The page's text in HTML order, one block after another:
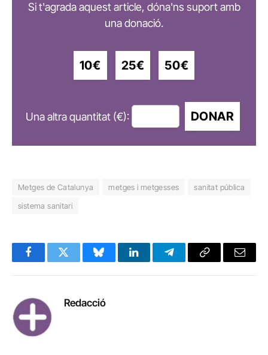
Si t'agrada aquest article, dóna'ns suport amb
una donació.
10€ 25€ 50€
Una altra quantitat (€): DONAR
Metges de Catalunya metges i metgesses
sanitat pública
sistema sanitari
FacebookTwitter BlueskyLinkedInTelegramCopy
Email
Redacció